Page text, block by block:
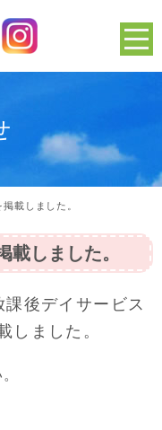
載しました。
載しました。
後デイサービス
しました。